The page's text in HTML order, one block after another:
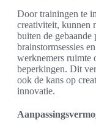
Door trainingen te
creativiteit, kunnen
buiten de gebaande
brainstormsessies
werknemers ruimte
beperkingen. Dit
ook de kans op
innovatie.